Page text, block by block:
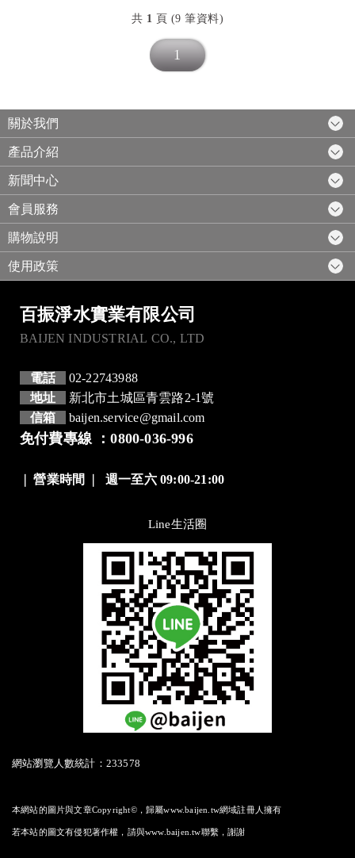
共 1 頁 (9 筆資料)
1
關於我們
產品介紹
新聞中心
會員服務
購物說明
使用政策
百振淨水實業有限公司
BAIJEN INDUSTRIAL CO., LTD
電話
02-22743988
地址
新北市土城區青雲路2-1號
信箱
baijen.service@gmail.com
免付費專線 ：0800-036-996
營業時間 ❘週一至六 09:00-21:00
Line生活圈
網站瀏覽人數統計：233578
本網站的圖片與文章Copyright©，歸屬www.baijen.tw網域註冊人擁有
若本站的圖文有侵犯著作權，請與www.baijen.tw聯繫，謝謝